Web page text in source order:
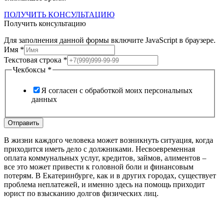
ПОЛУЧИТЬ КОНСУЛЬТАЦИЮ
Получить консультацию
Для заполнения данной формы включите JavaScript в браузере.
Имя *
Текстовая строка *
Чекбоксы
Текстовая
Чекбоксы *
Я согласен с обработкой моих персональных
данных
Отправить
В жизни каждого человека может возникнуть ситуация, когда
приходится иметь дело с должниками. Несвоевременная
оплата коммунальных услуг, кредитов, займов, алиментов –
все это может привести к головной боли и финансовым
потерям. В Екатеринбурге, как и в других городах, существует
проблема неплатежей, и именно здесь на помощь приходит
юрист по взысканию долгов физических лиц.